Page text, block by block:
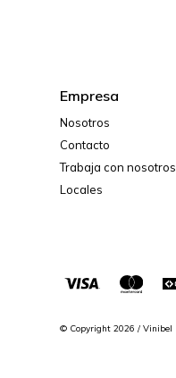
Empresa
Nosotros
Contacto
Trabaja con nosotros
Locales
© Copyright 2026 / Vinibel